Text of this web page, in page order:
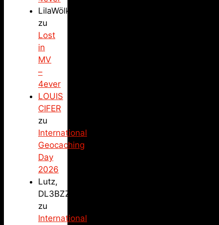
LilaWölkchen
zu
Lost
in
MV
–
4ever
LOUIS
CIFER
zu
International
Geocaching
Day
2026
Lutz,
DL3BZZ
zu
International